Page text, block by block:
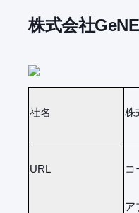
株式会社
社名 株
URL コ
ア